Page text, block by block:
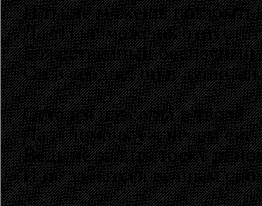
И ты не можешь позабыть.
Да ты не можешь
Божественный беспечный
Он в сердце, он в душе
Остался навсегда в твоей.
Да и помочь уж нечем ей.
Ведь не залить тоску
И не забыться вечным